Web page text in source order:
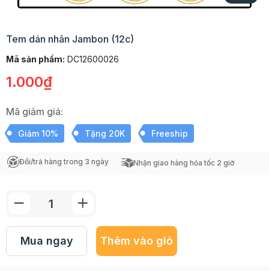
Tem dán nhân Jambon (12c)
Mã sản phẩm: DC12600026
1.000₫
Mã giảm giá:
Giảm 10% Tặng 20K Freeship
Đổi/trả hàng trong 3 ngày Nhận giao hàng hỏa tốc 2 giờ
Mua ngay Thêm vào giỏ